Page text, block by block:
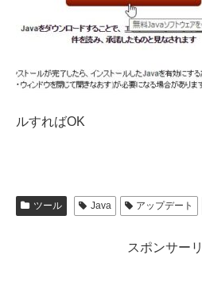
ルすればOK
ツール Java アップデート
スポンサー